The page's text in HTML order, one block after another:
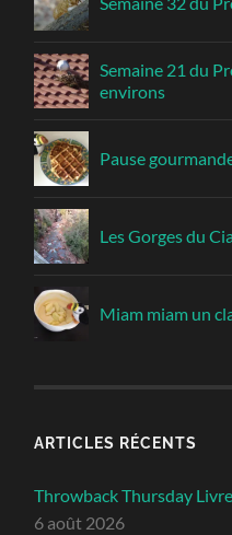
Semaine 21 du
environs
Pause
Les Gorges du
Miam miam un
ARTICLES RÉCENTS
Throwback Thursday
6 août 2026